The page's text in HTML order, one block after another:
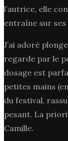
l’autrice, elle
entraîne sur ses
J’ai adoré
regarde par le
dosage est
petites mains
du festival,
pesant. La
Camille.